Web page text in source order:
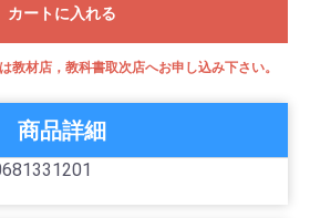
カートに入れる
教材店，教科書取次店へお申し込み下さい。
商品詳細